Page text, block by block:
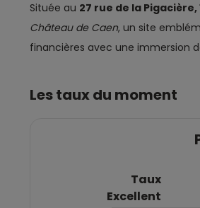
Située au 27 rue de la Pigacière,
Château de Caen, un site
financières avec une immersion
Les taux du moment
Taux
Excellent